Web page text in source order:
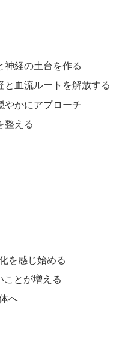
経の土台を作る
血流ルートを解放する
かにアプローチ
整える
を感じ始める
ことが増える
へ